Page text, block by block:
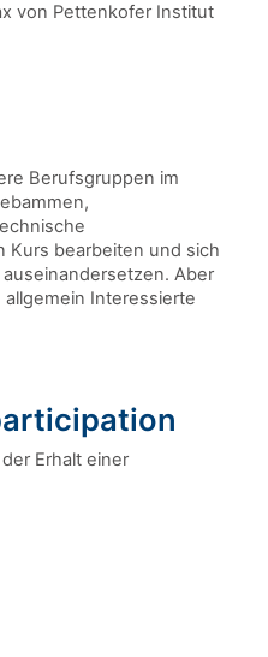
von Pettenkofer Institut
Berufsgruppen im
Kurs bearbeiten und sich
Aber
Interessierte
Erhalt einer